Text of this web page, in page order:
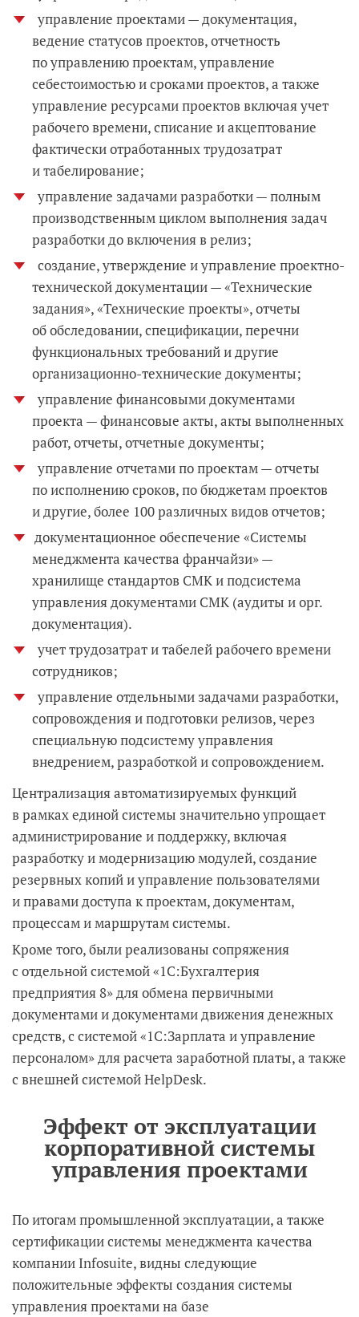
управление проектами — документация,
ведение статусов проектов, отчетность
по управлению проектам, управление
себестоимостью и сроками проектов, а также
управление ресурсами проектов включая учет
рабочего времени, списание и акцептование
фактически отработанных трудозатрат
и табелирование;
управление задачами разработки — полным
производственным циклом выполнения задач
разработки до включения в релиз;
создание, утверждение и управление проектно-
технической документации — «Технические
задания», «Технические проекты», отчеты
об обследовании, спецификации, перечни
функциональных требований и другие
организационно-технические документы;
управление финансовыми документами
проекта — финансовые акты, акты выполненных
работ, отчеты, отчетные документы;
управление отчетами по проектам — отчеты
по исполнению сроков, по бюджетам проектов
и другие, более 100 различных видов отчетов;
документационное обеспечение «Системы
менеджмента качества франчайзи» —
хранилище стандартов СМК и подсистема
управления документами СМК (аудиты и орг.
документация).
учет трудозатрат и табелей рабочего времени
сотрудников;
управление отдельными задачами разработки,
сопровождения и подготовки релизов, через
специальную подсистему управления
внедрением, разработкой и сопровождением.
Централизация автоматизируемых функций
в рамках единой системы значительно упрощает
администрирование и поддержку, включая
разработку и модернизацию модулей, создание
резервных копий и управление пользователями
и правами доступа к проектам, документам,
процессам и маршрутам системы.
Кроме того, были реализованы сопряжения
с отдельной системой «1С:Бухгалтерия
предприятия 8» для обмена первичными
документами и документами движения денежных
средств, с системой «1С:Зарплата и управление
персоналом» для расчета заработной платы, а также
с внешней системой HelpDesk.
Эффект от эксплуатации
корпоративной системы
управления проектами
По итогам промышленной эксплуатации, а также
сертификации системы менеджмента качества
компании Infosuite, видны следующие
положительные эффекты создания системы
управления проектами на базе